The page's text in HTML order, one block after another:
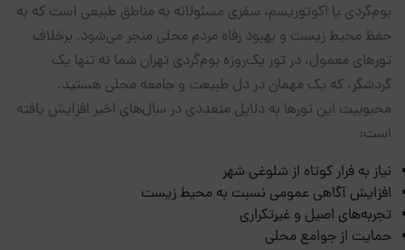
بوم‌گردی یا اکوتوریسم، سفری مسئولانه به مناطق طبیعی است که به
حفظ محیط زیست و بهبود رفاه مردم محلی منجر می‌شود. برخلاف
تورهای معمول، در تور یک‌روزه بوم‌گردی تهران شما نه تنها یک
گردشگر، که یک مهمان در دل طبیعت و جامعه محلی هستید.
محبوبیت این تورها به دلایل متعددی در سال‌های اخیر افزایش یافته
است:
نیاز به فرار کوتاه از شلوغی شهر
افزایش آگاهی عمومی نسبت به محیط زیست
تجربه‌های اصیل و غیرتکراری
حمایت از جوامع محلی